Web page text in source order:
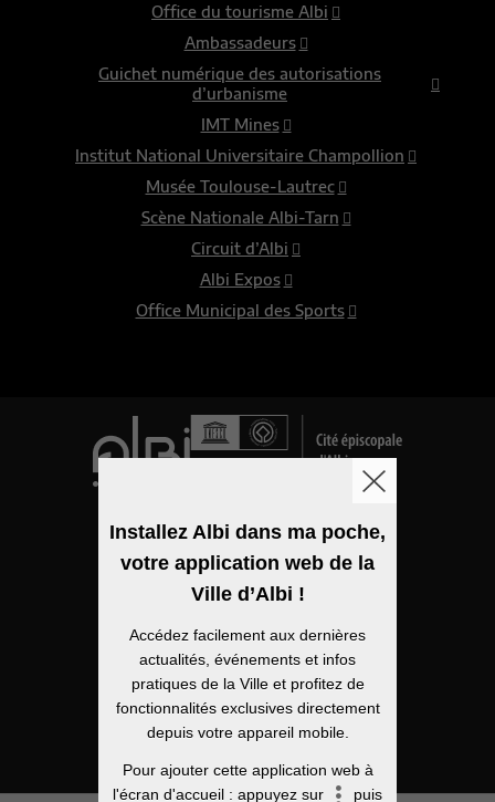
Office du tourisme Albi
Ambassadeurs
Guichet numérique des autorisations
d’urbanisme
IMT Mines
Institut National Universitaire Champollion
Musée Toulouse-Lautrec
Scène Nationale Albi-Tarn
Circuit d’Albi
Albi Expos
Office Municipal des Sports
Mentions légales
Politique de confidentialité
Plan du site
Installez Albi dans ma poche,
votre application web de la
Ville d’Albi !
Accédez facilement aux dernières
actualités, événements et infos
pratiques de la Ville et profitez de
fonctionnalités exclusives directement
depuis votre appareil mobile.
Pour ajouter cette application web à
l'écran d'accueil : appuyez sur
puis